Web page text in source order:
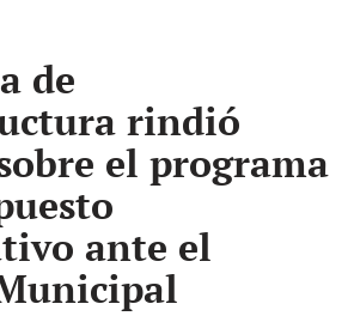
de
rindió
el programa
ante el